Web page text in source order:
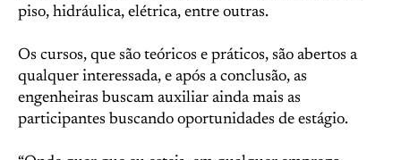
piso, hidráulica, elétrica, entre outras.
Os cursos, que são teóricos e práticos, são abertos a
qualquer interessada, e após a conclusão, as
engenheiras buscam auxiliar ainda mais as
participantes buscando oportunidades de estágio.